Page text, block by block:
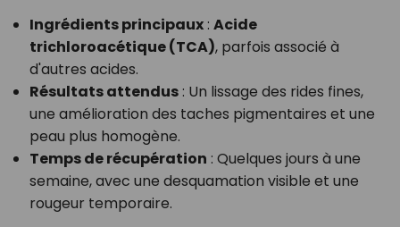
Ingrédients principaux: Acide
trichloroacétique (TCA), parfois associé à
d'autres acides.
Résultats attendus: Un lissage des rides fines,
une amélioration des taches pigmentaires et une
peau plus homogène.
Temps de récupération : Quelques jours à une
semaine, avec une desquamation visible et une
rougeur temporaire.